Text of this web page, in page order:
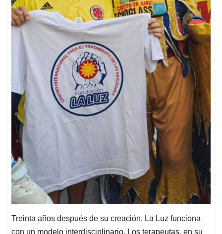
Treinta años después de su creación, La Luz funciona
con un modelo interdisciplinario. Los terapeutas, en su